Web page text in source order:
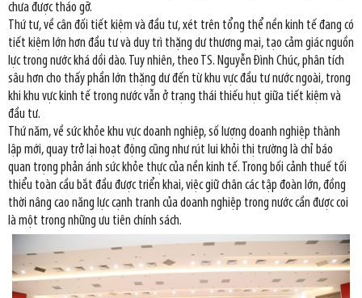
chưa được tháo gỡ.
Thứ tư, về cân đối tiết kiệm và đầu tư, xét trên tổng thể nền kinh tế đang có
tiết kiệm lớn hơn đầu tư và duy trì thặng dư thương mại, tạo cảm giác nguồn
lực trong nước khá dồi dào. Tuy nhiên, theo TS. Nguyễn Đình Chúc, phân tích
sâu hơn cho thấy phần lớn thặng dư đến từ khu vực đầu tư nước ngoài, trong
khi khu vực kinh tế trong nước vẫn ở trạng thái thiếu hụt giữa tiết kiệm và
đầu tư.
Thứ năm, về sức khỏe khu vực doanh nghiệp, số lượng doanh nghiệp thành
lập mới, quay trở lại hoạt động cũng như rút lui khỏi thị trường là chỉ báo
quan trọng phản ánh sức khỏe thực của nền kinh tế. Trong bối cảnh thuế tối
thiểu toàn cầu bắt đầu được triển khai, việc giữ chân các tập đoàn lớn, đồng
thời nâng cao năng lực cạnh tranh của doanh nghiệp trong nước cần được coi
là một trong những ưu tiên chính sách.